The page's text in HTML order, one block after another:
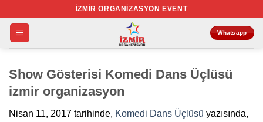
atla
İZMIR ORGANIZASYON EVENT
Whatsapp
Show Gösterisi Komedi Dans Üçlüsü
izmir organizasyon
Nisan 11, 2017 tarihinde, Komedi Dans Üçlüsü yazısında,